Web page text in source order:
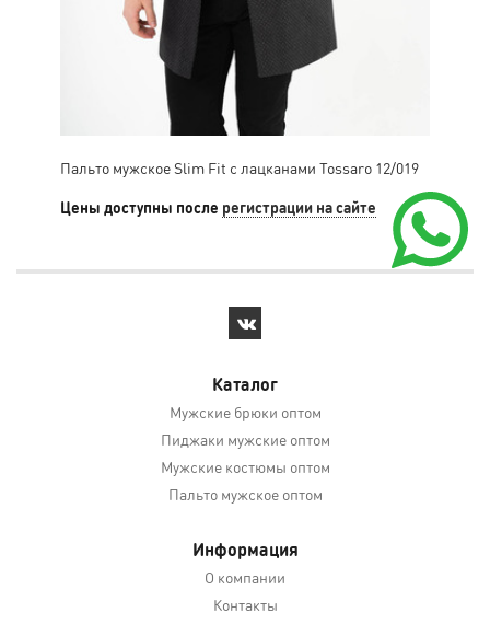
Пальто мужское Slim Fit с лацканами Tossaro 12/019
Цены доступны после регистрации на сайте
Каталог
Мужские брюки оптом
Пиджаки мужские оптом
Мужские костюмы оптом
Пальто мужское оптом
Информация
О компании
Контакты